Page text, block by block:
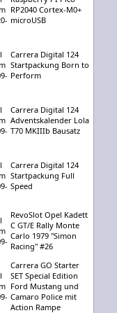
RP2040 Cortex-M0+
microUSB
Carrera Digital 124
Startpackung Born to
Perform
Carrera Digital 124
Adventskalender Lola
T70 MKIIIb Bausatz
Carrera Digital 124
Startpackung Full
Speed
RevoSlot Opel Kadett
C GT/E Rally Monte
Carlo 1979 "Simon
Racing" #26
Carrera GO Starter
SET Special Edition
Ford Mustang und
Camaro Police mit
Action Rampe